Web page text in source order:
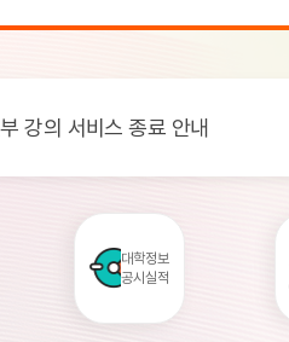
검 안내(7월 24일 19:00 ~ 7월...
강의 서비스 종료 안내
의 원격강좌 현황 조사 안내(자
대학정보
공시실적